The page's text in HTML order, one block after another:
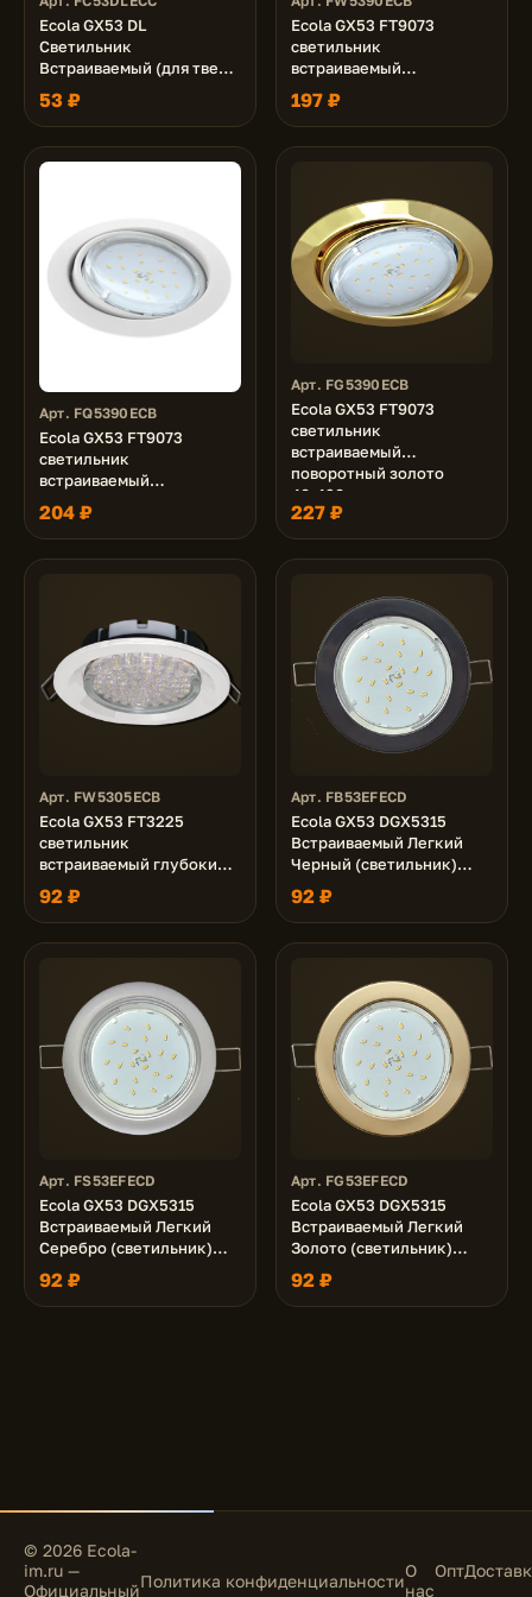
Ecola GX53 DL
Светильник
Встраиваемый (для твер.
пов. и мебели) Хром
28х93
53 ₽
Ecola GX53 FT9073
светильник
встраиваемый
поворотный белый
40x120
197 ₽
Арт. FQ5390ECB
Ecola GX53 FT9073
светильник
встраиваемый
поворотный белый
матовый 40x120
204 ₽
Арт. FG5390ECB
Ecola GX53 FT9073
светильник
встраиваемый
поворотный золото
40x120
227 ₽
Арт. FW5305ECB
Ecola GX53 FT3225
светильник
встраиваемый глубокий
легкий белый 27x109
92 ₽
Арт. FB53EFECD
Ecola GX53 DGX5315
Встраиваемый Легкий
Черный (светильник)
18x100
92 ₽
Арт. FS53EFECD
Ecola GX53 DGX5315
Встраиваемый Легкий
Серебро (светильник)
18x100
92 ₽
Арт. FG53EFECD
Ecola GX53 DGX5315
Встраиваемый Легкий
Золото (светильник)
18x100
92 ₽
© 2026 Ecola-
im.ru —
ОфициальныйПолитика конфиденциальностиО
нас
Опт